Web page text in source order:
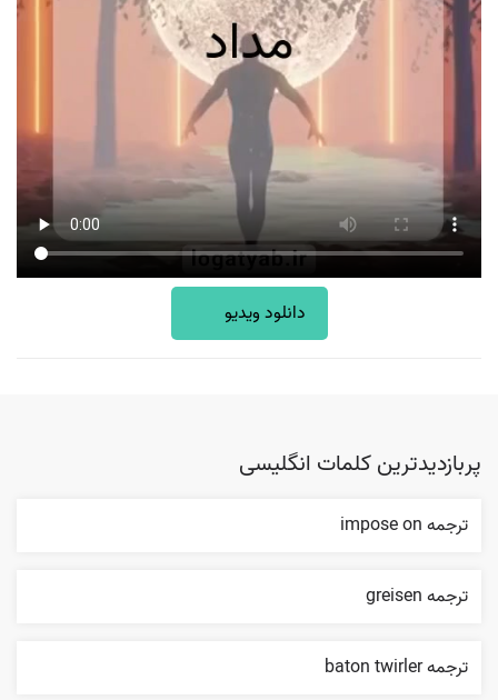
دانلود ویدیو
پربازدیدترین کلمات انگلیسی
ترجمه impose on
ترجمه greisen
ترجمه baton twirler